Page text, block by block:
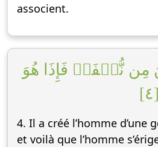
associent.
نُّطۡفَةٖ فَإِذَا هُوَ
4. Il a créé l’homme d’une
et voilà que l’homme